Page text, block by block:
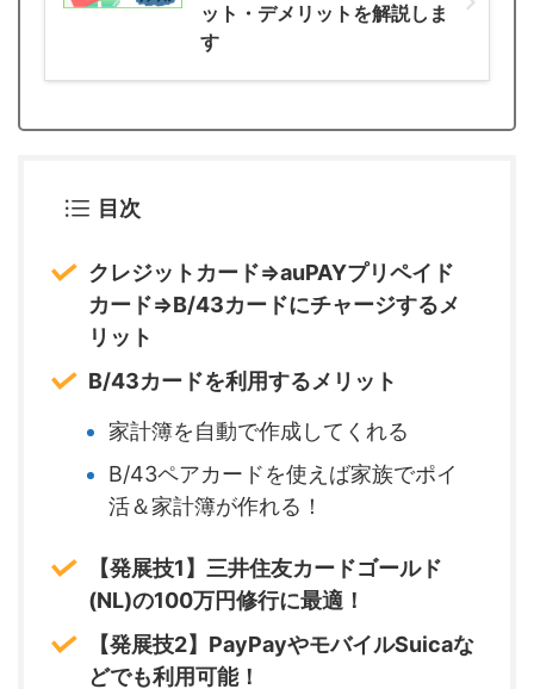
ット・デメリットを解説しま
す
目次
クレジットカード⇒auPAYプリペイド
カード⇒B/43カードにチャージするメ
リット
B/43カードを利用するメリット
家計簿を自動で作成してくれる
B/43ペアカードを使えば家族でポイ
活＆家計簿が作れる！
【発展技1】三井住友カードゴールド
(NL)の100万円修行に最適！
【発展技2】PayPayやモバイルSuicaな
どでも利用可能！